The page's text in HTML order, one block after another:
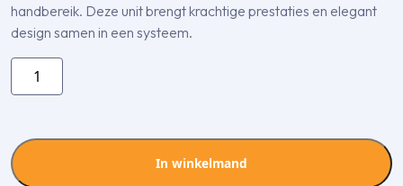
handbereik. Deze unit brengt krachtige prestaties en elegant
design samen in een systeem.
UT24FH.NA0
LG
4-
weg
In winkelmand